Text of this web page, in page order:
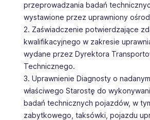
przeprowadzania badań
wystawione przez uprawniony
2. Zaświadczenie potwierdzające
kwalifikacyjnego w zakresie
wydane przez Dyrektora
Technicznego.
3. Uprawnienie Diagnosty o
właściwego Starostę do
badań technicznych pojazdów, w
zabytkowego, taksówki, pojazdu